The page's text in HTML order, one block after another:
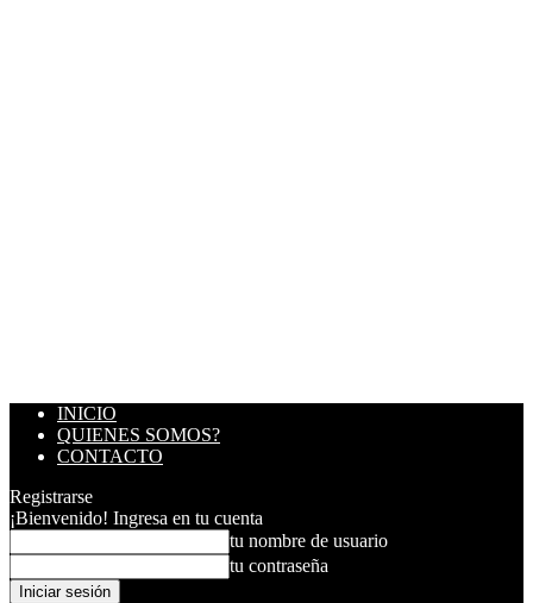
INICIO
QUIENES SOMOS?
CONTACTO
Registrarse
¡Bienvenido! Ingresa en tu cuenta
tu nombre de usuario
tu contraseña